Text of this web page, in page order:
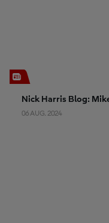
Nick Harris Blog:
06 AUG. 2024